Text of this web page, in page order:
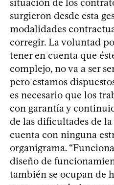
situación de los
surgieron desde esta
modalidades
corregir. La voluntad
tener en cuenta que
complejo, no va a ser
pero estamos
es necesario que los
con garantía y
de las dificultades de
cuenta con ninguna
organigrama.
diseño de
también se ocupan de